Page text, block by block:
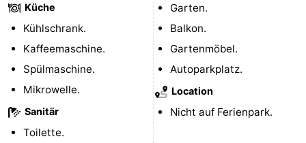
Zentren
Dörfer
&
Städte
Natur
Führungen
Sport
Küche
Kühlschrank.
Kaffeemaschine.
Spülmaschine.
Mikrowelle.
Sanitär
Toilette.
Garten.
Balkon.
Gartenmöbel.
Autoparkplatz.
Location
Nicht auf Ferienpark.